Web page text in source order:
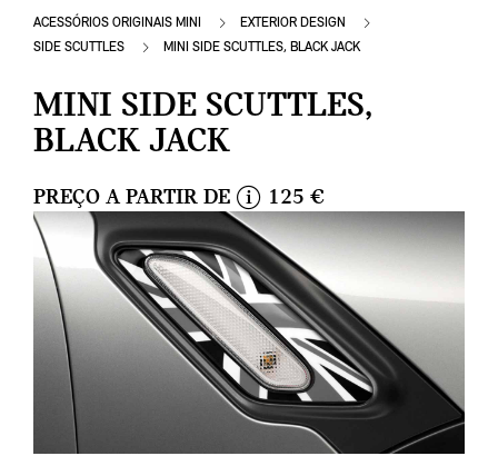
ACESSÓRIOS ORIGINAIS MINI
EXTERIOR DESIGN
SIDE SCUTTLES
MINI SIDE SCUTTLES, BLACK JACK
MINI SIDE SCUTTLES,
BLACK JACK
PREÇO A PARTIR DE
i
n
f
o
125 €